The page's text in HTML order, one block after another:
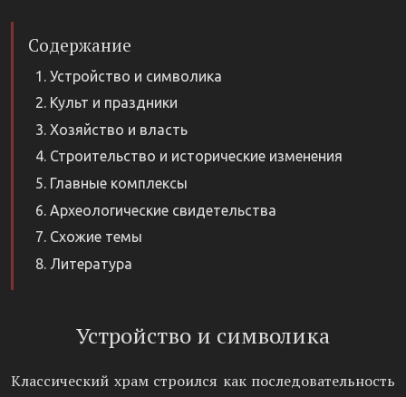
Содержание
Устройство и символика
Культ и праздники
Хозяйство и власть
Строительство и исторические изменения
Главные комплексы
Археологические свидетельства
Схожие темы
Литература
Устройство и символика
Классический храм строился как последовательность